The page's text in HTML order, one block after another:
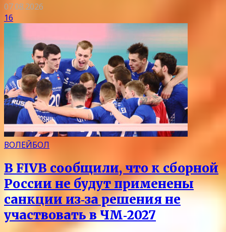
07.08.2026
16
ВОЛЕЙБОЛ
В FIVB сообщили, что к сборной
России не будут применены
санкции из‑за решения не
участвовать в ЧМ‑2027